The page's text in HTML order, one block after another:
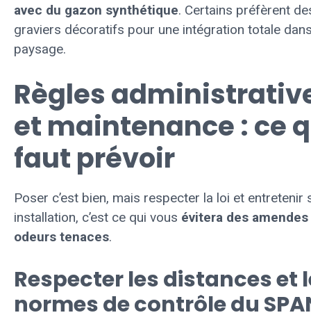
avec du gazon synthétique. Certains préfèrent
graviers décoratifs pour une intégration totale
paysage.
Règles
et maintenance : ce
faut prévoir
Poser c’est bien, mais respecter la loi et entretenir
installation, c’est ce qui vous évitera des
odeurs tenaces.
Respecter les distances et
normes de contrôle du